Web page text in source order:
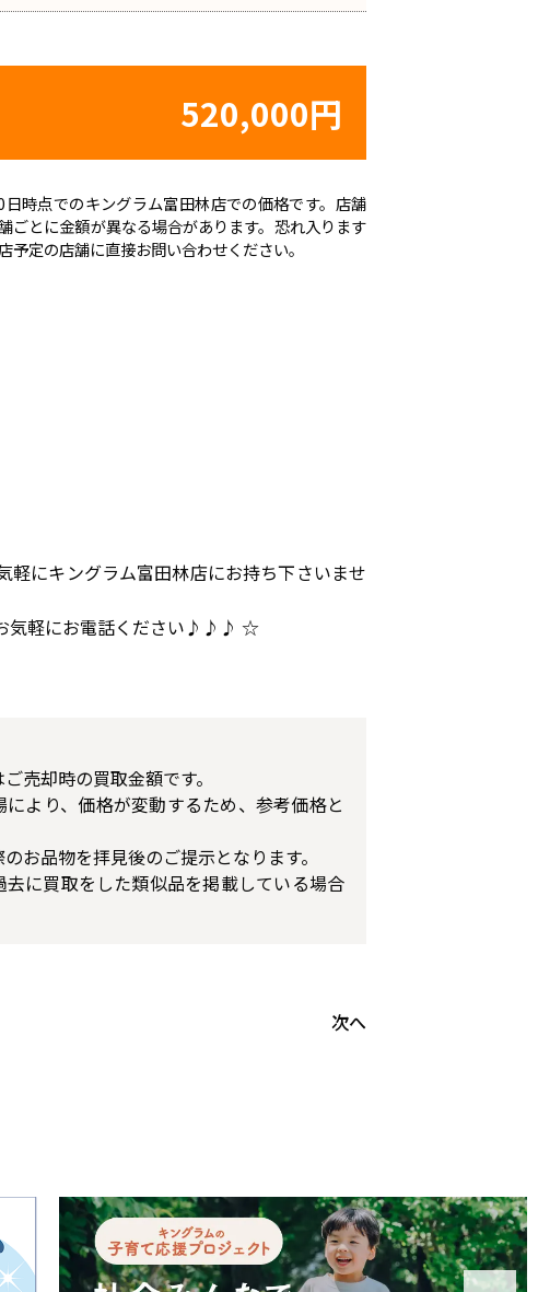
520,000円
時点でのキングラム富田林店での価格です。店舗
ごとに金額が異なる場合があります。恐れ入ります
予定の店舗に直接お問い合わせください。
にキングラム富田林店にお持ち下さいませ
お気軽にお電話ください♪♪♪ ☆
売却時の買取金額です。
より、価格が変動するため、参考価格と
お品物を拝見後のご提示となります。
去に買取をした類似品を掲載している場合
次へ